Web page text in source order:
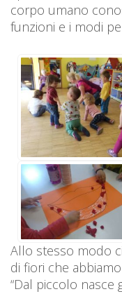
corpo umano
funzioni e i modi
Allo stesso modo
di fiori che
“Dal piccolo nasce